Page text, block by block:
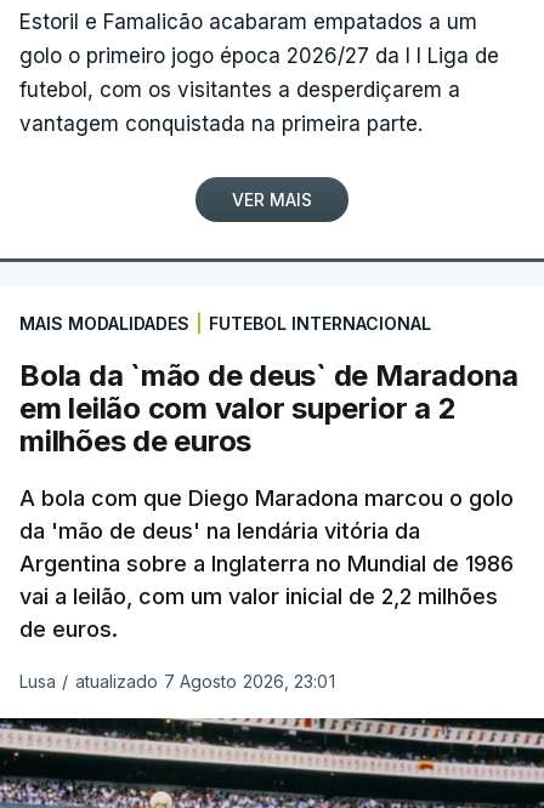
Estoril e Famalicão acabaram empatados a um
golo o primeiro jogo época 2026/27 da I I Liga de
futebol, com os visitantes a desperdiçarem a
vantagem conquistada na primeira parte.
VER MAIS
MAIS MODALIDADES FUTEBOL INTERNACIONAL
Bola da `mão de deus` de Maradona
em leilão com valor superior a 2
milhões de euros
A bola com que Diego Maradona marcou o golo
da 'mão de deus' na lendária vitória da
Argentina sobre a Inglaterra no Mundial de 1986
vai a leilão, com um valor inicial de 2,2 milhões
de euros.
Lusa / atualizado 7 Agosto 2026, 23:01